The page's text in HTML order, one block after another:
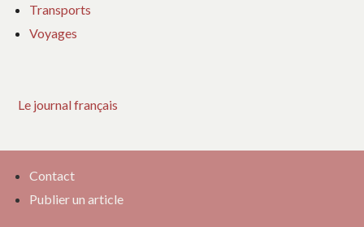
Transports
Voyages
Le journal français
Contact
Publier un article